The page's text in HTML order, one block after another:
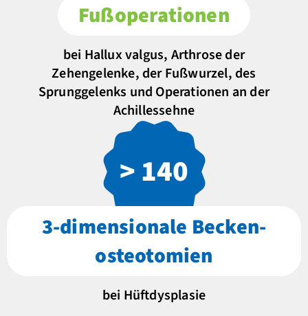
Fußoperationen
bei Hallux valgus, Arthrose der
Zehengelenke, der Fußwurzel, des
Sprunggelenks und Operationen an der
Achillessehne
> 140
3-dimensionale Becken­
osteotomien
bei Hüftdysplasie